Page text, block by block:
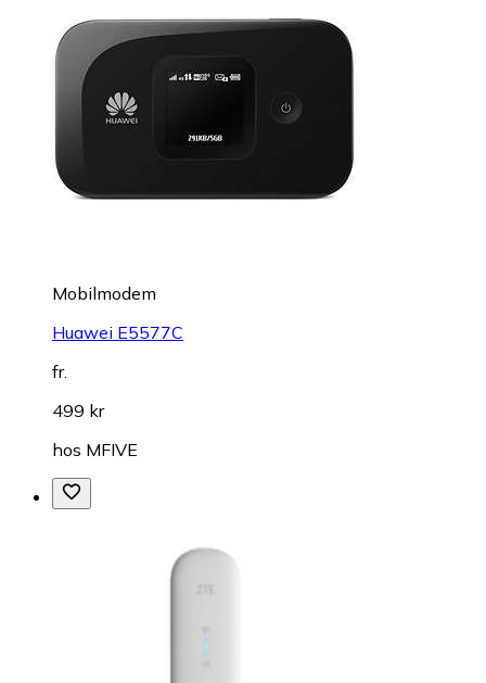
Mobilmodem
Huawei E5577C
fr.
499 kr
hos MFIVE